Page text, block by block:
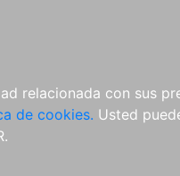
relacionada con sus
de cookies. Usted